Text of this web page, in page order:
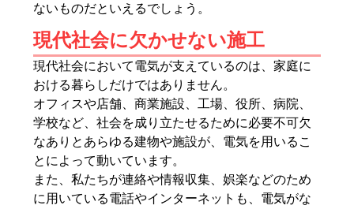
ないものだといえるでしょう。
現代社会に欠かせない施工
現代社会において電気が支えているのは、家庭に
おける暮らしだけではありません。
オフィスや店舗、商業施設、工場、役所、病院、
学校など、社会を成り立たせるために必要不可欠
なありとあらゆる建物や施設が、電気を用いるこ
とによって動いています。
また、私たちが連絡や情報収集、娯楽などのため
に用いている電話やインターネットも、電気がな